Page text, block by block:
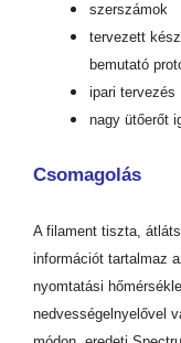
szerszámok
tervezett
bemutató
ipari tervezés
nagy ütőerőt
Csomagolás
A filament tiszta,
információt tartalmaz
nyomtatási
nedvességelnyelővel